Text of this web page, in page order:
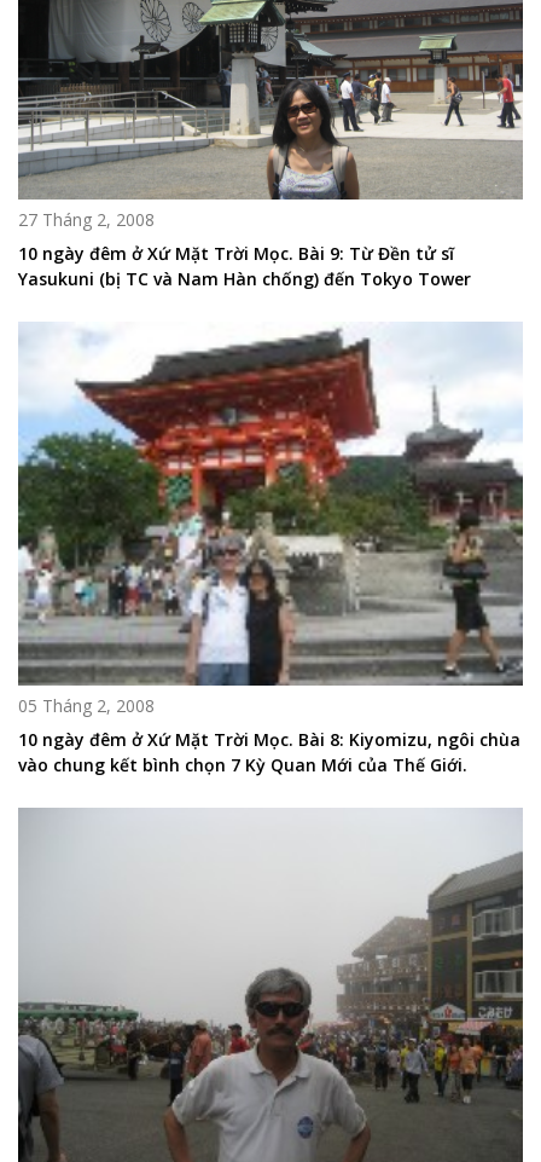
27 Tháng 2, 2008
10 ngày đêm ở Xứ Mặt Trời Mọc. Bài 9: Từ Đền tử sĩ
Yasukuni (bị TC và Nam Hàn chống) đến Tokyo Tower
05 Tháng 2, 2008
10 ngày đêm ở Xứ Mặt Trời Mọc. Bài 8: Kiyomizu, ngôi chùa
vào chung kết bình chọn 7 Kỳ Quan Mới của Thế Giới.